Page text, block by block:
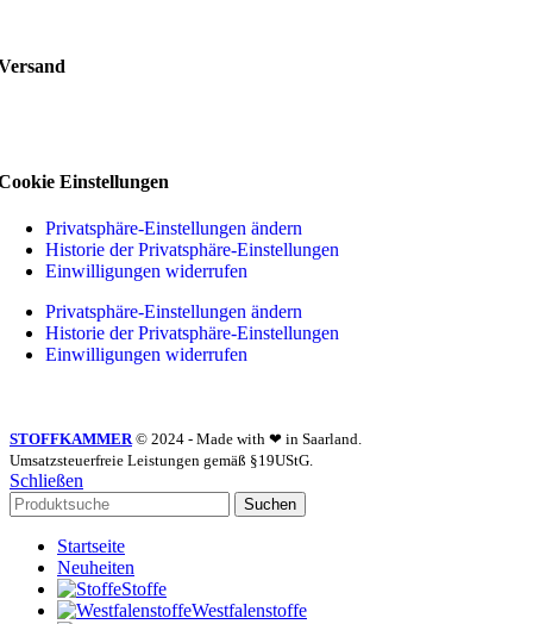
Einstellungen
Privatsphäre-Einstellungen ändern
Historie der Privatsphäre-Einstellungen
Einwilligungen widerrufen
Privatsphäre-Einstellungen ändern
Historie der Privatsphäre-Einstellungen
Einwilligungen widerrufen
STOFFKAMMER © 2024 - Made with ❤ in Saarland.
Umsatzsteuerfreie Leistungen gemäß §19UStG.
Schließen
Suchen
Startseite
Neuheiten
Stoffe
Westfalenstoffe